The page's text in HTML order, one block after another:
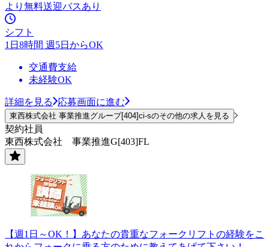
より無料送迎バスあり
シフト
1日8時間 週5日からOK
交通費支給
未経験OK
詳細を見る 応募画面に進む
東西株式会社 事業推進グループ[404]ci-sのその他の求人を見る
契約社員
東西株式会社 事業推進G[403]FL
【週1日～OK！】あなたの貴重なフォークリフトの経験をこ